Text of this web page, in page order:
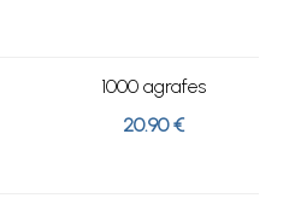
1000 agrafes
20.90 €